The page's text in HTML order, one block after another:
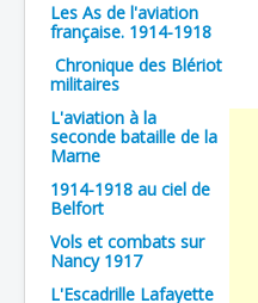
Personnels
Formation
Doctrines
Batailles
Les As
Cahiers des As
Les As de l'aviation
française. 1914-1918
Chronique des Blériot
militaires
L'aviation à la
seconde bataille de la
Marne
1914-1918 au ciel de
Belfort
Vols et combats sur
Nancy 1917
L'Escadrille Lafayette